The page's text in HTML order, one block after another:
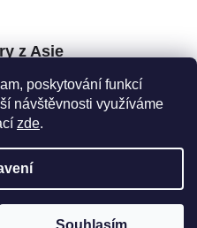
poskytování funkcí
návštěvnosti využíváme
zde.
Souhlasím
z Asie
Prahy
Shoptet